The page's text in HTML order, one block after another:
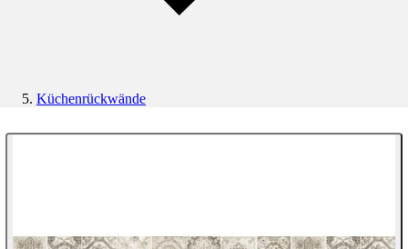
Küchenrückwände